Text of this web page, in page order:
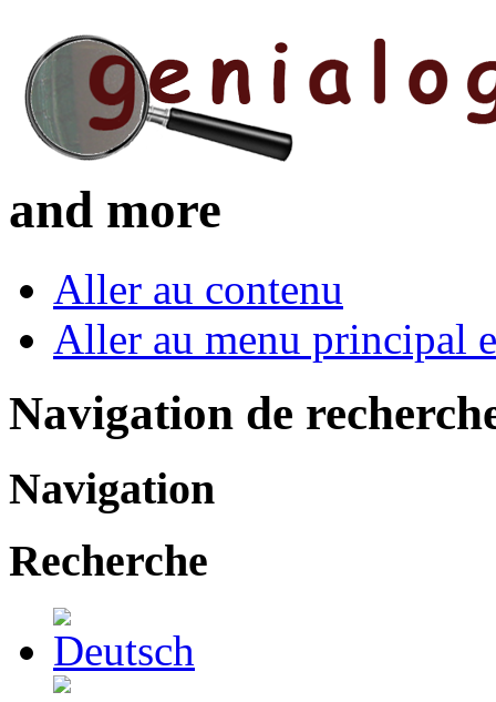
and more
Aller au contenu
Aller au menu principal
Navigation de
Navigation
Recherche